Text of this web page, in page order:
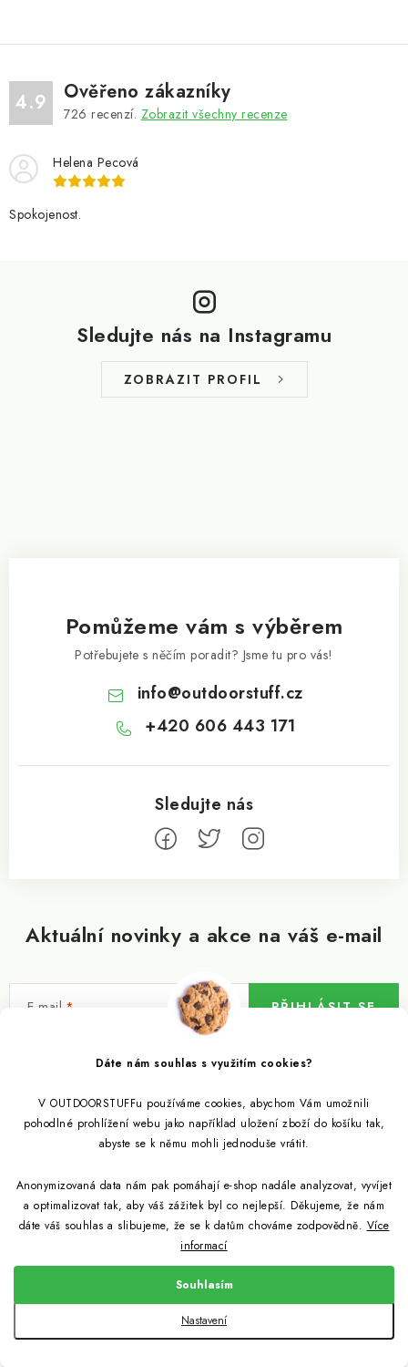
Dáte nám souhlas s využitím cookies?
V OUTDOORSTUFFu používáme cookies, abychom Vám umožnili
pohodlné prohlížení webu jako například uložení zboží do košíku tak,
abyste se k němu mohli jednoduše vrátit.
Anonymizovaná data nám pak pomáhají e-shop nadále analyzovat, vyvíjet
a optimalizovat tak, aby váš zážitek byl co nejlepší. Děkujeme, že nám
dáte váš souhlas a slibujeme, že se k datům chováme zodpovědně. Více
informací
Nastavení
Souhlasím
4.9 Ověřeno zákazníky
726 recenzí. Zobrazit všechny recenze
Helena Pecová
Spokojenost.
Sledujte nás na Instagramu
ZOBRAZIT PROFIL
Aktuální novinky a akce na váš e-mail
E-mail
Vložením e-mailu souhlasíte spodmínkami ochrany osobních údajů
PŘIHLÁSIT SE
Pomůžeme vám s výběrem
Potřebujete s něčím poradit? Jsme tu pro vás!
info@outdoorstuff.cz
+420 606 443 171
Informace pro vás
Outdoor blog
Věrnostní program
Reklamace
Způsob dopravy a platby
Citronela a její účinky
Binchotan a jeho čistící vlastnosti
Light My Fire od nyní z bioplastů
Outdoor poradna
Jak vybrat cestovní filtr na vodu
Udržitelně a s přírodou
Snažíme se co nejlépe jak pro zákazníky, tak pro přírodu
Vytvořil Shoptet
Outdoorstuff.cz. Všechna práva vyhrazena.